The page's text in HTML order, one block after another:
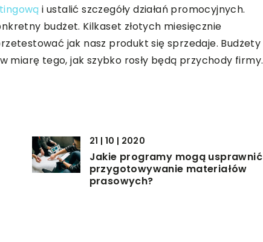
i ustalić szczegóły działań promocyjnych.
budżet. Kilkaset złotych miesięcznie
jak nasz produkt się sprzedaje. Budżety
miarę tego, jak szybko rosły będą przychody firmy.
21 | 10 | 2020
Jakie programy mogą usprawnić
przygotowywanie materiałów
prasowych?